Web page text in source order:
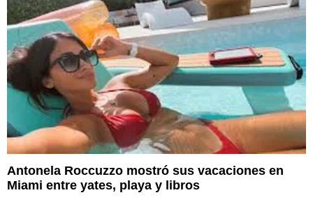
Antonela Roccuzzo mostró sus vacaciones en
Miami entre yates, playa y libros